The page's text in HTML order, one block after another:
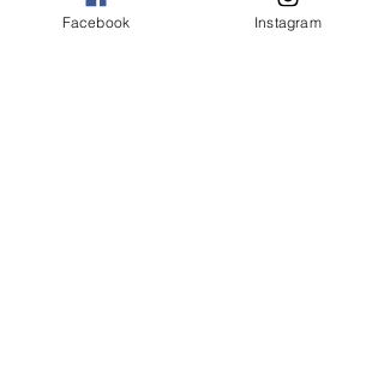
Facebook Instagram